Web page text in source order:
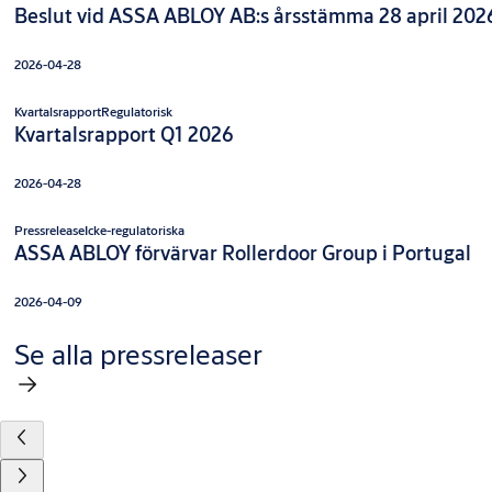
Beslut vid ASSA ABLOY AB:s årsstämma 28 april
2026-04-28
KvartalsrapportRegulatorisk
Kvartalsrapport Q1 2026
2026-04-28
PressreleaseIcke-regulatoriska
ASSA ABLOY förvärvar Rollerdoor Group i Portugal
2026-04-09
Se alla pressreleaser